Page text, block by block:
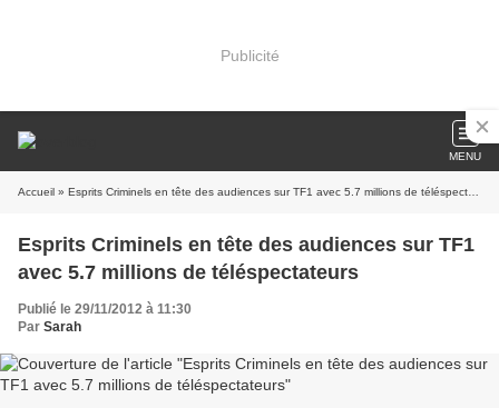
Publicité
MENU
Accueil » Esprits Criminels en tête des audiences sur TF1 avec 5.7 millions de téléspectateurs
Esprits Criminels en tête des audiences sur TF1
avec 5.7 millions de téléspectateurs
Publié le 29/11/2012 à 11:30
Par Sarah